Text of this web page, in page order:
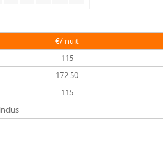
€/ nuit
115
172.50
115